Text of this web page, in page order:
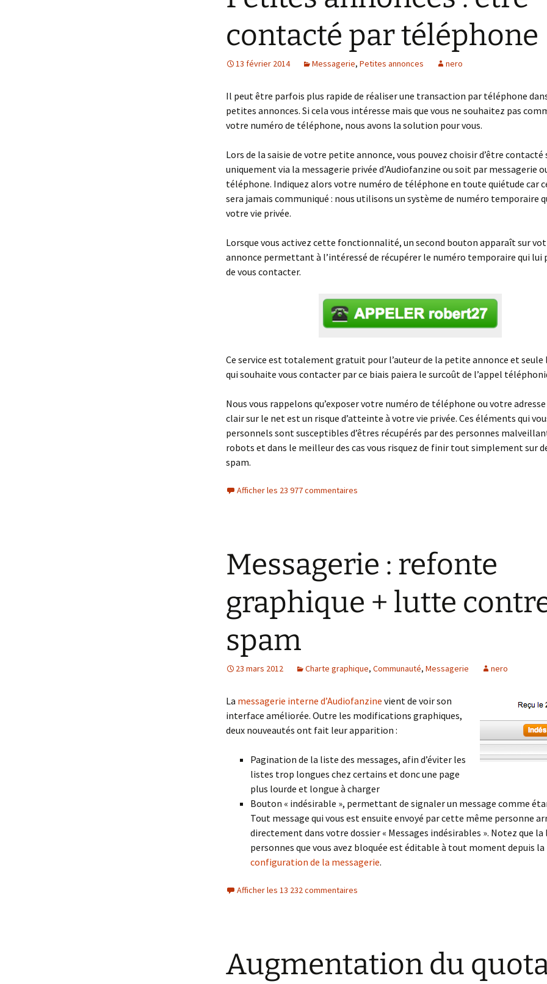
contacté par téléphone
13 février 2014 Messagerie, Petites annonces nero
Il peut être parfois plus rapide de réaliser une transaction par téléphone
petites annonces. Si cela vous intéresse mais que vous ne souhaitez pas
votre numéro de téléphone, nous avons la solution pour vous.
Lors de la saisie de votre petite annonce, vous pouvez choisir d’être contacté
uniquement via la messagerie privée d’Audiofanzine ou soit par messagerie
téléphone. Indiquez alors votre numéro de téléphone en toute quiétude car
sera jamais communiqué : nous utilisons un système de numéro temporaire
votre vie privée.
Lorsque vous activez cette fonctionnalité, un second bouton apparaît sur
annonce permettant à l’intéressé de récupérer le numéro temporaire qui
de vous contacter.
Ce service est totalement gratuit pour l’auteur de la petite annonce et seule
qui souhaite vous contacter par ce biais paiera le surcoût de l’appel
Nous vous rappelons qu’exposer votre numéro de téléphone ou votre
clair sur le net est un risque d’atteinte à votre vie privée. Ces éléments qui
personnels sont susceptibles d’êtres récupérés par des personnes
robots et dans le meilleur des cas vous risquez de finir tout simplement sur
spam.
Afficher les 23 977 commentaires
Messagerie : refonte
graphique + lutte
spam
23 mars 2012 Charte graphique, Communauté, Messagerie nero
La messagerie interne d’Audiofanzine vient de voir son
interface améliorée. Outre les modifications graphiques,
deux nouveautés ont fait leur apparition :
Pagination de la liste des messages, afin d’éviter les
listes trop longues chez certains et donc une page
plus lourde et longue à charger
Bouton « indésirable », permettant de signaler un message comme
Tout message qui vous est ensuite envoyé par cette même personne
directement dans votre dossier « Messages indésirables ». Notez que la
personnes que vous avez bloquée est éditable à tout moment depuis la
configuration de la messagerie.
Afficher les 13 232 commentaires
Augmentation du